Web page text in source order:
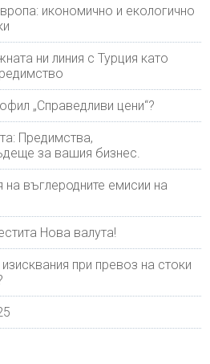
икономично и екологично
ни линия с Турция като
„Справедливи цени“?
Предимства,
за вашия бизнес.
въглеродните емисии на
Нова валута!
при превоз на стоки